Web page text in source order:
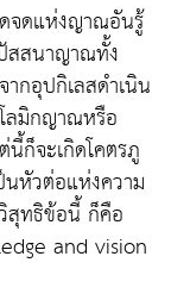
จดแห่งญาณอันรู้
สสนาญาณทั้ง
อุปกิเลสดำเนิน
ลมิกญาณหรือ
ก็จะเกิดโคตรภู
หัวต่อแห่งความ
สุทธิข้อนี้ ก็คือ
and vision